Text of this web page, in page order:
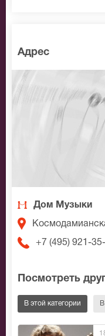
Адрес
Дом Музыки
+7 (495) 921-
Посмотреть
В этой категории